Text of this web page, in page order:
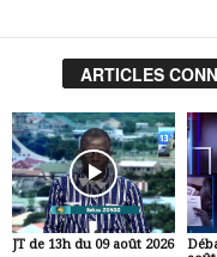
ARTICLES
JT de 13h du 09 août 2026